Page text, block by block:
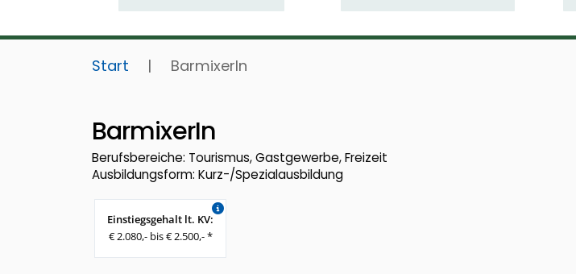
Start | BarmixerIn
BarmixerIn
Berufsbereiche: Tourismus, Gastgewerbe, Freizeit
Ausbildungsform: Kurz-/Spezialausbildung
Einstiegsgehalt lt. KV:
€ 2.080,- bis € 2.500,- *